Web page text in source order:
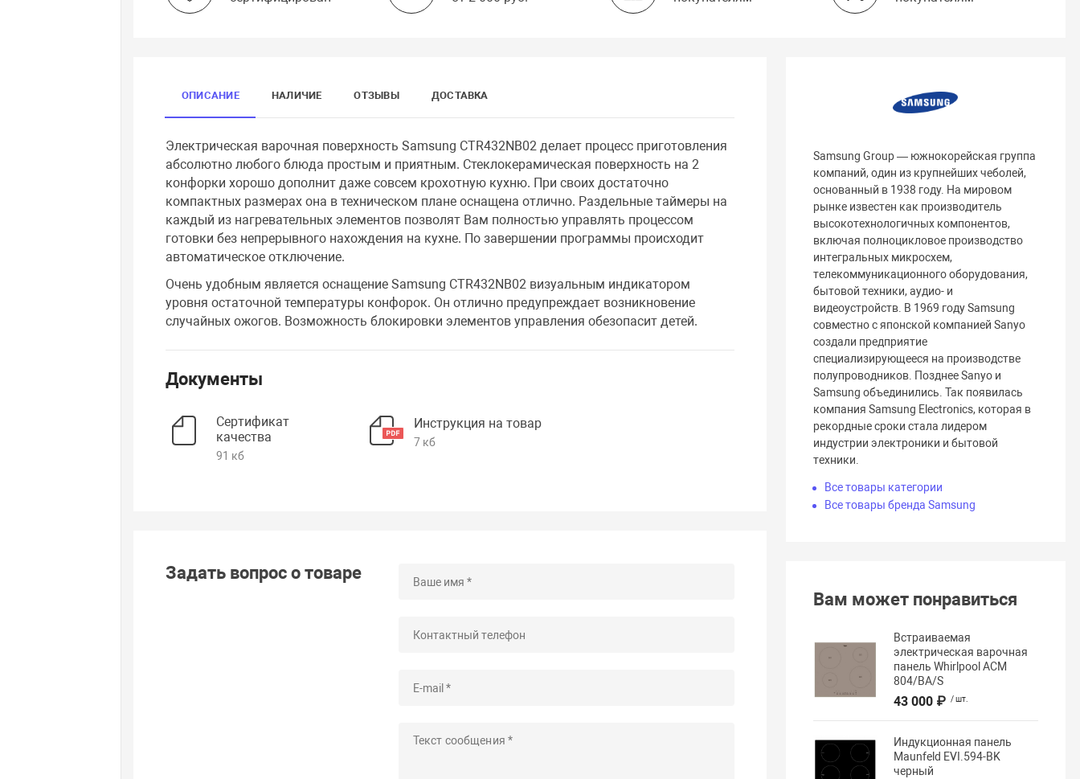
ОПИСАНИЕ НАЛИЧИЕ ОТЗЫВЫ ДОСТАВКА
Электрическая варочная поверхность Samsung CTR432NB02 делает процесс приготовления
абсолютно любого блюда простым и приятным. Стеклокерамическая поверхность на 2
конфорки хорошо дополнит даже совсем крохотную кухню. При своих достаточно
компактных размерах она в техническом плане оснащена отлично. Раздельные таймеры на
каждый из нагревательных элементов позволят Вам полностью управлять процессом
готовки без непрерывного нахождения на кухне. По завершении программы происходит
автоматическое отключение.
Очень удобным является оснащение Samsung CTR432NB02 визуальным индикатором
уровня остаточной температуры конфорок. Он отлично предупреждает возникновение
случайных ожогов. Возможность блокировки элементов управления обезопасит детей.
Документы
Сертификат
качества
91 кб
Инструкция на товар
7 кб
Задать вопрос о товаре
Samsung Group — южнокорейская группа
компаний, один из крупнейших чеболей,
основанный в 1938 году. На мировом
рынке известен как производитель
высокотехнологичных компонентов,
включая полноцикловое производство
интегральных микросхем,
телекоммуникационного оборудования,
бытовой техники, аудио- и
видеоустройств. В 1969 году Samsung
совместно с японской компанией Sanyo
создали предприятие
специализирующееся на производстве
полупроводников. Позднее Sanyo и
Samsung объединились. Так появилась
компания Samsung Electronics, которая в
рекордные сроки стала лидером
индустрии электроники и бытовой
техники.
Все товары категории
Все товары бренда Samsung
Вам может понравиться
Встраиваемая
электрическая варочная
панель Whirlpool ACM
804/BA/S
43 000 ₽ / шт.
Индукционная панель
Maunfeld EVI.594-BK
черный